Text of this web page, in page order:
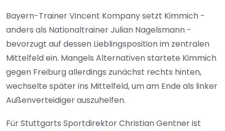
Bayern-Trainer Vincent Kompany setzt Kimmich -
anders als Nationaltrainer Julian Nagelsmann -
bevorzugt auf dessen Lieblingsposition im zentralen
Mittelfeld ein. Mangels Alternativen startete Kimmich
gegen Freiburg allerdings zunächst rechts hinten,
wechselte später ins Mittelfeld, um am Ende als linker
Außenverteidiger auszuhelfen.
Für Stuttgarts Sportdirektor Christian Gentner ist